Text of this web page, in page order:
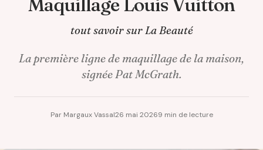
tout savoir sur La Beauté
La première ligne de maquillage de la maison,
signée Pat McGrath.
Par Margaux Vassal26 mai 20269 min de lecture